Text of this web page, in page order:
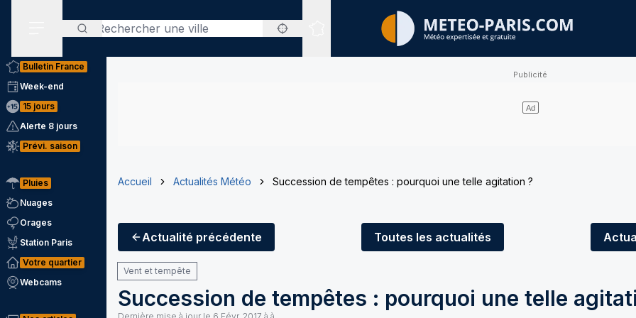
Rechercher
Sites expertisés
Bulletin France
Week-end
15 jours
Alerte 8 jours
Prévi. saison
Pluies
Nuages
Orages
Station Paris
Votre quartier
Webcams
Accueil Actualités Météo Succession de tempêtes : pourquoi une telle agitation ?
Actualité précédente Toutes les actualités
Vent et tempête
Succession de tempêtes : pourquoi une telle